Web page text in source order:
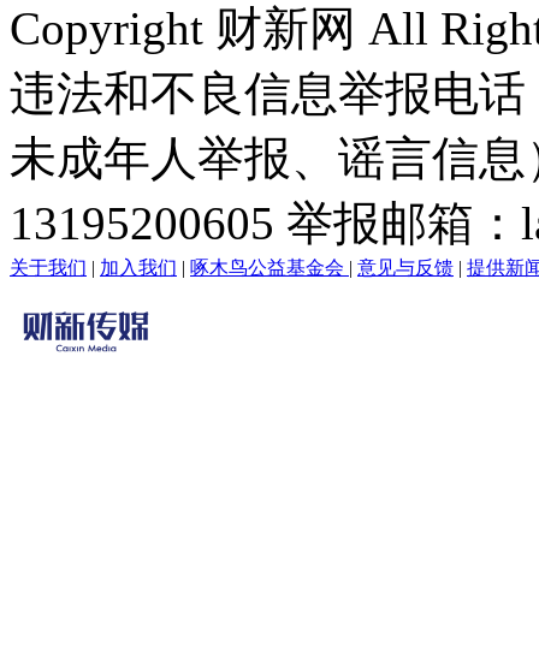
Copyright 财新网 All
违法和不良信息举报电
未成年人举报、谣言信
13195200605 举报邮箱
关于我们 | 加入我们 | 啄木鸟公益基金会 | 意见与反馈 | 提供新